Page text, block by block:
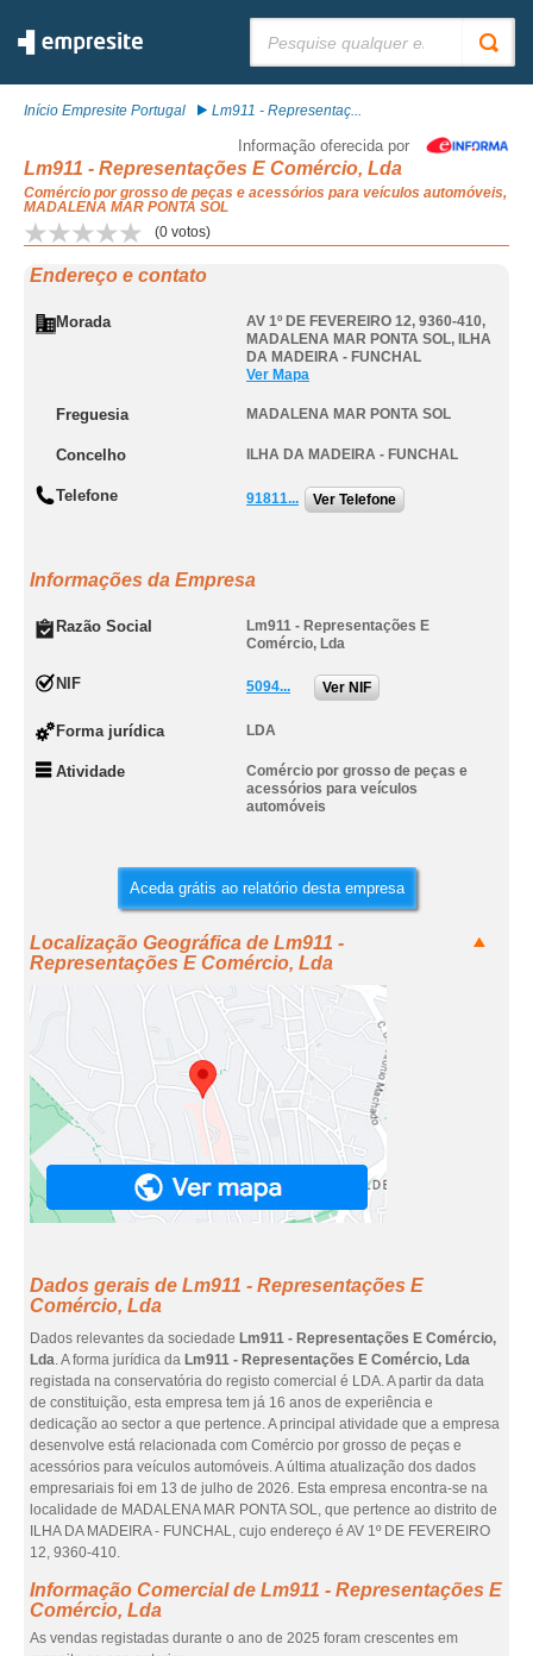
Início Empresite Portugal Lm911 - Representaç...
Informação oferecida por
Lm911 - Representações E Comércio, Lda
Comércio por grosso de peças e acessórios para veículos automóveis,
MADALENA MAR PONTA SOL
(0 votos)
Endereço e contato
Morada AV 1º DE FEVEREIRO 12, 9360-410,
MADALENA MAR PONTA SOL, ILHA
DA MADEIRA - FUNCHAL
Ver Mapa
Freguesia MADALENA MAR PONTA SOL
Concelho ILHA DA MADEIRA - FUNCHAL
Telefone 91811... Ver Telefone
Informações da Empresa
Razão Social
Lm911 - Representações E
Comércio, Lda
NIF 5094... Ver NIF
Forma jurídica LDA
Atividade
Comércio por grosso de peças e
acessórios para veículos
automóveis
Aceda grátis ao relatório desta empresa
Localização Geográfica de Lm911 -
Representações E Comércio, Lda
Dados gerais de Lm911 - Representações E
Comércio, Lda
Dados relevantes da sociedade Lm911 - Representações E Comércio,
Lda. A forma jurídica da Lm911 - Representações E Comércio, Lda
registada na conservatória do registo comercial é LDA. A partir da data
de constituição, esta empresa tem já 16 anos de experiência e
dedicação ao sector a que pertence. A principal atividade que a empresa
desenvolve está relacionada com Comércio por grosso de peças e
acessórios para veículos automóveis. A última atualização dos dados
empresariais foi em 13 de julho de 2026. Esta empresa encontra-se na
localidade de MADALENA MAR PONTA SOL, que pertence ao distrito de
ILHA DA MADEIRA - FUNCHAL, cujo endereço é AV 1º DE FEVEREIRO
12, 9360-410.
Informação Comercial de Lm911 - Representações E
Comércio, Lda
As vendas registadas durante o ano de 2025 foram crescentes em